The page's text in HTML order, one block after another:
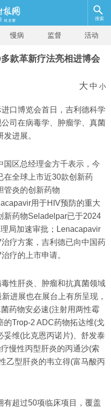
搜索
慢病 监督 活动
款革新疗法亮相进博会
大 中 小
口博览会首日，吉利德科学
司在病毒学、肿瘤学、真菌
进展。
国区总经理金方千表示，今
在全球上市近30款创新药
管炎的创新药物
用于HIV预防的重大
新药物Seladelpar已于2024
局加速审批；Lenacapavir
疗方案，吉利德已向中国药
疗的上市申请。
性肝炎、肿瘤和抗真菌领域
进展也在展台上有所呈现，
药物安必速(注射用两性霉
Trop-2 ADC药物拓达维(戈
妥维(比克恩丙诺片)、舒发泰
慢性丙型肝炎的丙通沙(索
乙型肝炎的韦立得(富马酸丙
有超过50项临床项目，覆盖